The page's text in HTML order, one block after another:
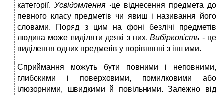
категорії. Усвідомлення -це віднесення предмета до
певного класу предметів чи явищ і називання його
словами. Поряд з цим на фоні безлічі предметів
людина може виділяти деякі з них.Вибірковість - це
виділення одних предметів у порівнянні з іншими.
Сприймання можуть бути повними і неповними,
глибокими і поверховими, помилковими або
ілюзорними, швидкими й повільними. Залежно від